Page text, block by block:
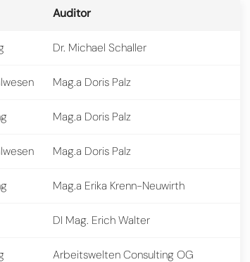
Auditor
Dr. Michael Schaller
Mag.a Doris Palz
Mag.a Doris Palz
Mag.a Doris Palz
Mag.a Erika Krenn-Neuwirth
DI Mag. Erich Walter
Arbeitswelten Consulting OG